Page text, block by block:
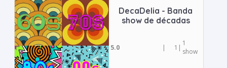
DecaDelia - Banda
show de décadas
5.0 | 1 | 1
show